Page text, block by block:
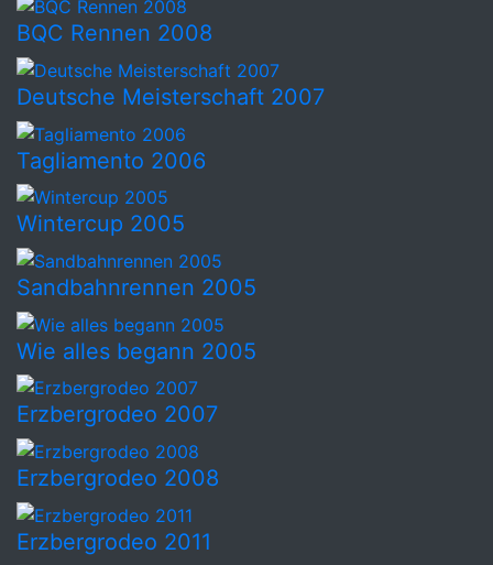
BQC Rennen 2008
Deutsche Meisterschaft 2007
Tagliamento 2006
Wintercup 2005
Sandbahnrennen 2005
Wie alles begann 2005
Erzbergrodeo 2007
Erzbergrodeo 2008
Erzbergrodeo 2011